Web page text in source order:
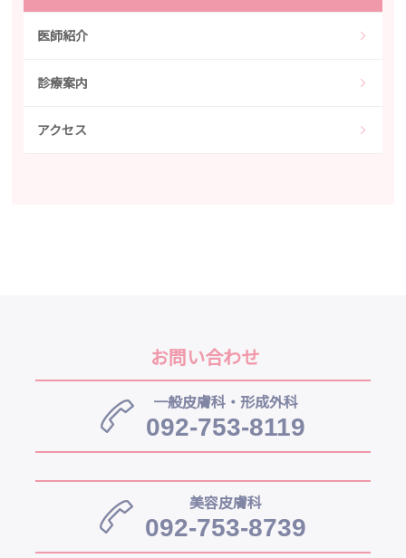
医師紹介
診療案内
アクセス
お問い合わせ
一般皮膚科・形成外科
092-753-8119
美容皮膚科
092-753-8739